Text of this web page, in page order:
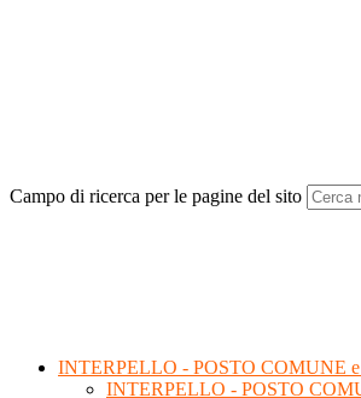
Campo di ricerca per le pagine del sito
INTERPELLO - POSTO COMUNE
INTERPELLO - POSTO